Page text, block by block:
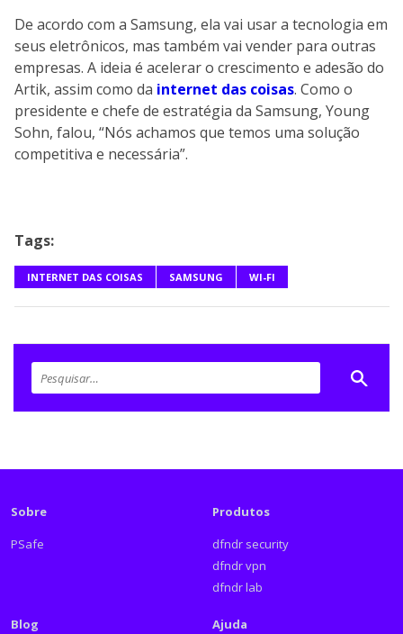
De acordo com a Samsung, ela vai usar a tecnologia em
seus eletrônicos, mas também vai vender para outras
empresas. A ideia é acelerar o crescimento e adesão do
Artik, assim como da internet das coisas. Como o
presidente e chefe de estratégia da Samsung, Young
Sohn, falou, “Nós achamos que temos uma solução
competitiva e necessária”.
Tags:
INTERNET DAS COISAS SAMSUNG WI-FI
Sobre
PSafe
Produtos
dfndr security
dfndr vpn
dfndr lab
Blog Ajuda